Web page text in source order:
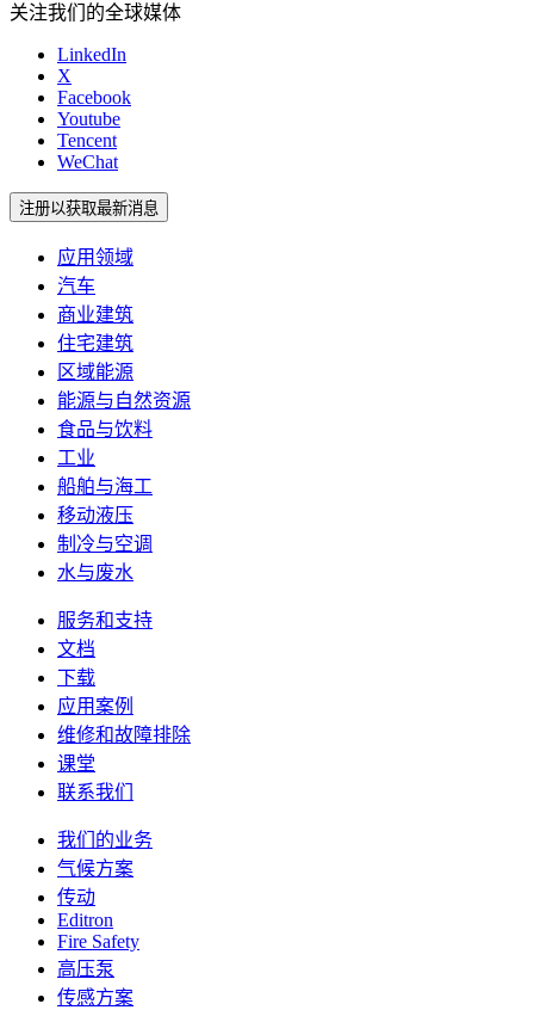
关注我们的全球媒体
LinkedIn
X
Facebook
Youtube
Tencent
WeChat
注册以获取最新消息
应用领域
汽车
商业建筑
住宅建筑
区域能源
能源与自然资源
食品与饮料
工业
船舶与海工
移动液压
制冷与空调
水与废水
服务和支持
文档
下载
应用案例
维修和故障排除
课堂
联系我们
我们的业务
气候方案
传动
Editron
Fire Safety
高压泵
传感方案